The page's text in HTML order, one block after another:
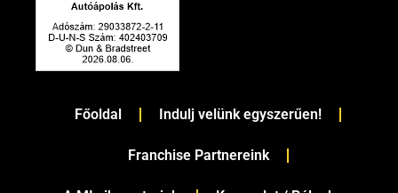
Főoldal Indulj velünk egyszerűen!
Franchise Partnereink